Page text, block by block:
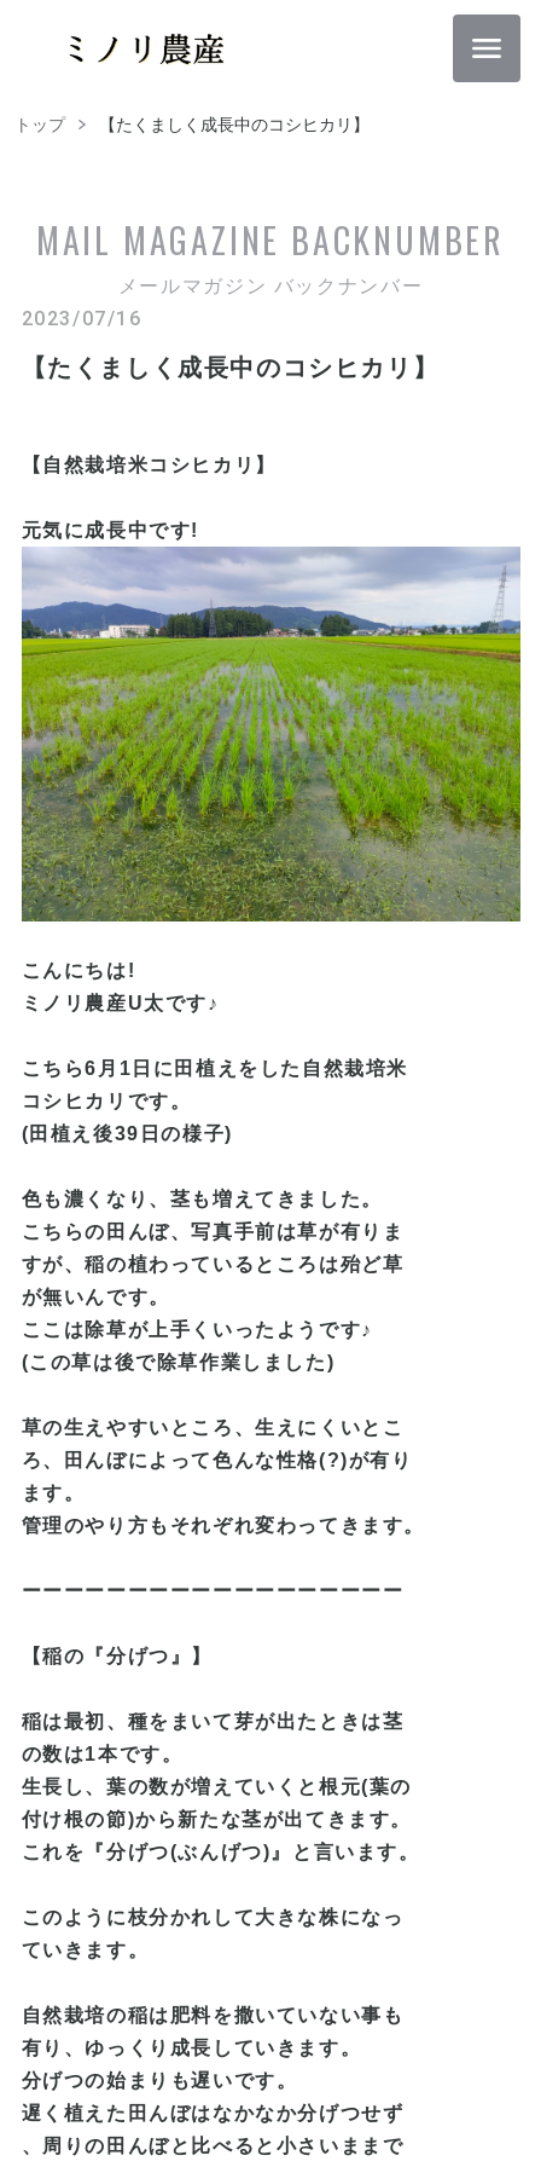
トップ 【たくましく成長中のコシヒカリ】
MAIL MAGAZINE BACKNUMBER
メールマガジン バックナンバー
2023/07/16
【たくましく成長中のコシヒカリ】
【自然栽培米コシヒカリ】
元気に成長中です!
こんにちは!
ミノリ農産U太です♪
こちら6月1日に田植えをした 自然栽培米
コシヒカリです。
(田植え後39日の様子)
色も濃くなり、茎も増えてきました。
こちらの田んぼ、写真手前は草が有りま
すが、稲の植わっているところは殆ど草
が無いんです。
ここは除草が上手くいったようです♪
(この草は後で除草作業しました)
草の生えやすいところ、生えにくいとこ
ろ、田んぼによって色んな性格(?)が有り
ます。
管理のやり方もそれぞれ変わってきま す。
ーーーーーーーーーーーーーーーーーー
【稲の『分げつ』】
稲は最初、種をまいて芽が出たときは茎
の数は1本です。
生長し、葉の数が増えていくと根元(葉の
付け根の節)から 新たな茎が出てきます。
これを『分げつ(ぶんげつ)』と言い ます。
このように枝分かれして大きな株になっ
ていきます。
自然栽培の稲は肥料を撒いていない事も
有り、ゆっくり成長していきます。
分げつの始まりも遅いです。
遅く植えた田んぼはなかなか分げつせず
、周りの田んぼと比べると小さいままで